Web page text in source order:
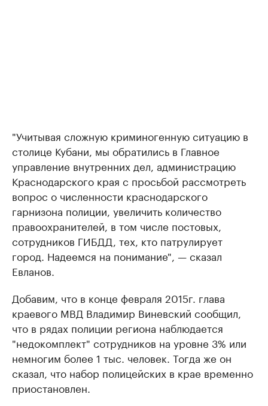
"Учитывая сложную криминогенную ситуацию в
столице Кубани, мы обратились в Главное
управление внутренних дел, администрацию
Краснодарского края с просьбой рассмотреть
вопрос о численности краснодарского
гарнизона полиции, увеличить количество
правоохранителей, в том числе постовых,
сотрудников ГИБДД, тех, кто патрулирует
город. Надеемся на понимание", — сказал
Евланов.
Добавим, что в конце февраля 2015г. глава
краевого МВД Владимир Виневский сообщил,
что в рядах полиции региона наблюдается
"недокомплект" сотрудников на уровне 3% или
немногим более 1 тыс. человек. Тогда же он
сказал, что набор полицейских в крае временно
приостановлен.